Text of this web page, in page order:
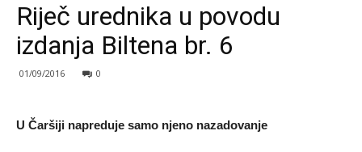
Riječ urednika u povodu
izdanja Biltena br. 6
01/09/2016 0
U Čaršiji napreduje samo njeno nazadovanje